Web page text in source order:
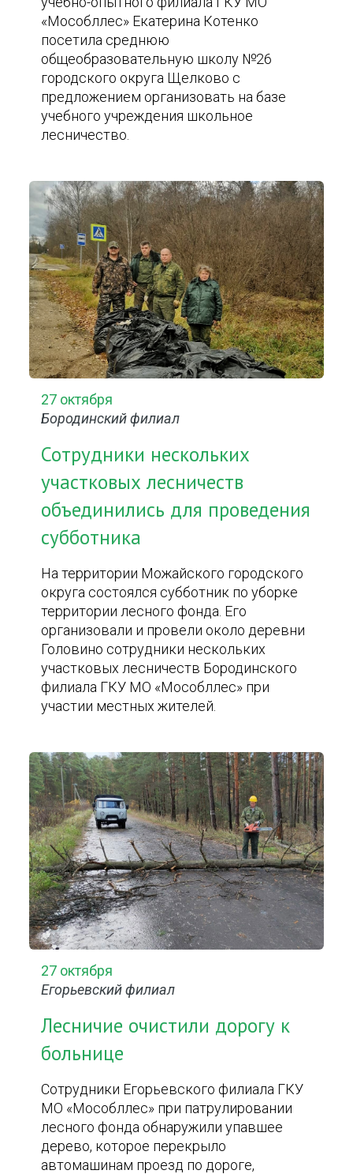
«Мособллес» Екатерина Котенко
посетила среднюю
общеобразовательную школу №26
городского округа Щелково с
предложением организовать на базе
учебного учреждения школьное
лесничество.
27 октября
Бородинский филиал
Сотрудники нескольких
участковых лесничеств
объединились для проведения
субботника
На территории Можайского городского
округа состоялся субботник по уборке
территории лесного фонда. Его
организовали и провели около деревни
Головино сотрудники нескольких
участковых лесничеств Бородинского
филиала ГКУ МО «Мособллес» при
участии местных жителей.
27 октября
Егорьевский филиал
Лесничие очистили дорогу к
больнице
Сотрудники Егорьевского филиала ГКУ
МО «Мособллес» при патрулировании
лесного фонда обнаружили упавшее
дерево, которое перекрыло
автомашинам проезд по дороге,